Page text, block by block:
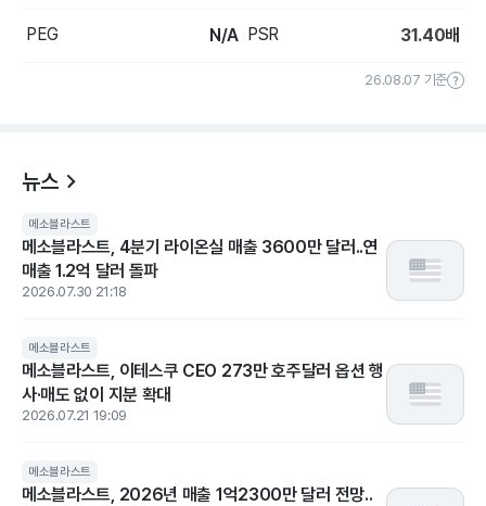
PEG N/A PSR 31.40배
26.08.07 기준
뉴스
메소블라스트
메소블라스트, 4분기 라이온실 매출 3600만 달러..연
매출 1.2억 달러 돌파
2026.07.30 21:18
메소블라스트
메소블라스트, 이테스쿠 CEO 273만 호주달러 옵션 행
사·매도 없이 지분 확대
2026.07.21 19:09
메소블라스트
메소블라스트, 2026년 매출 1억2300만 달러 전망..